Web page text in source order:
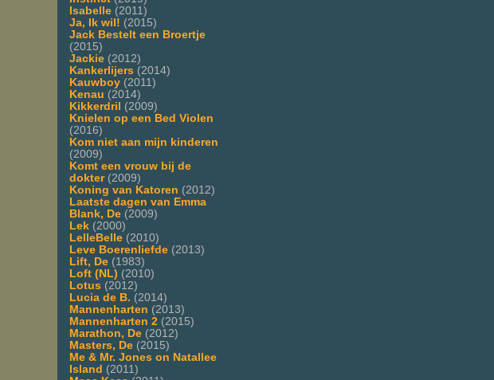
Isabelle (2011)
Ja, Ik wil! (2015)
Jack Bestelt een Broertje
(2015)
Jackie (2012)
Kankerlijers (2014)
Kauwboy (2011)
Kenau (2014)
Kikkerdril
(2009)
Knielen op een Bed Violen
(2016)
Kom niet aan mijn kinderen
(2009)
Komt een vrouw bij de
dokter(2009)
Koning van Katoren (2012)
Laatste dagen van Emma
Blank, De (2009)
Lek (2000)
LelleBelle (2010)
Leve Boerenliefde (2013)
Lift, De (1983)
Loft (NL) (2010)
Lotus (2012)
Lucia de B. (2014)
Mannenharten (2013)
Mannenharten 2 (2015)
Marathon, De (2012)
Masters, De (2015)
Me & Mr. Jones on Natallee
Island (2011)